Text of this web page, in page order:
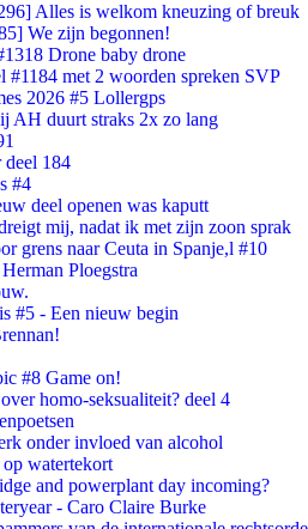
Alles is welkom kneuzing of breuk
We zijn begonnen!
Drone baby drone
#1184 met 2 woorden spreken SVP
2026 #5 Lollergps
AH duurt straks 2x zo lang
deel 184
#4
deel openen was kaputt
mij, nadat ik met zijn zoon sprak
grens naar Ceuta in Spanje,l #10
Ploegstra
#5 - Een nieuw begin
#8 Game on!
homo-seksualiteit? deel 4
onder invloed van alcohol
watertekort
and powerplant day incoming?
- Caro Claire Burke